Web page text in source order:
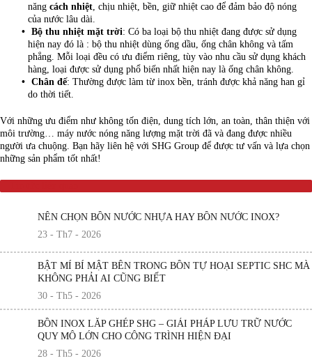
năng cách nhiệt, chịu nhiệt, bền, giữ nhiệt cao để đảm bảo độ nóng
của nước lâu dài.
Bộ thu nhiệt mặt trời: Có ba loại bộ thu nhiệt đang được sử dụng
hiện nay đó là : bộ thu nhiệt dùng ống dầu, ống chân không và tấm
phẳng. Mỗi loại đều có ưu điểm riêng, tùy vào nhu cầu sử dụng khách
hàng, loại được sử dụng phổ biến nhất hiện nay là ống chân không.
Chân đế: Thường được làm từ inox bền, tránh được khả năng han gỉ
do thời tiết.
Với những ưu điểm như không tốn điện, dung tích lớn, an toàn, thân thiện với
môi trường… máy nước nóng năng lượng mặt trời đã và đang được nhiều
người ưa chuộng. Bạn hãy liên hệ với SHG Group để được tư vấn và lựa chọn
những sản phẩm tốt nhất!
NÊN CHỌN BỒN NƯỚC NHỰA HAY BỒN NƯỚC INOX?
23 - Th7 - 2026
BẬT MÍ BÍ MẬT BÊN TRONG BỒN TỰ HOẠI SEPTIC SHC MÀ
KHÔNG PHẢI AI CŨNG BIẾT
30 - Th5 - 2026
BỒN INOX LẮP GHÉP SHG – GIẢI PHÁP LƯU TRỮ NƯỚC
QUY MÔ LỚN CHO CÔNG TRÌNH HIỆN ĐẠI
28 - Th5 - 2026